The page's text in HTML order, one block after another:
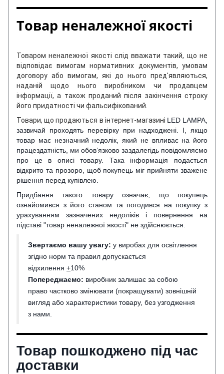
Товар неналежної якості
Товаром неналежної якості слід вважати такий, що не
відповідає вимогам нормативних документів, умовам
договору або вимогам, які до нього пред'являються,
наданій щодо нього виробником чи продавцем
інформації, а також проданий після закінчення строку
його придатності чи фальсифікований.
Товари, що продаються в інтернет-магазині LED LAMPA,
зазвичай проходять перевірку при надходжені. І, якщо
товар має незначний недолік, який не впливає на його
працездатність, ми обов’язково заздалегідь повідомляємо
про це в описі товару. Така інформація подається
відкрито та прозоро, щоб покупець міг прийняти зважене
рішення перед купівлею.
Придбання такого товару означає, що покупець
ознайомився з його станом та погодився на покупку з
урахуванням зазначених недоліків і повернення на
підставі "товар неналежної якості" не здійснюється.
Звертаємо вашу увагу: у виробах для освітлення
згідно норм та правил допускається
відхилення +10%
Попереджаємо: виробник залишає за собою
право частково змінювати (покращувати) зовнішній
вигляд або характеристики товару, без узгодження
з нами.
Товар пошкоджено під час
доставки